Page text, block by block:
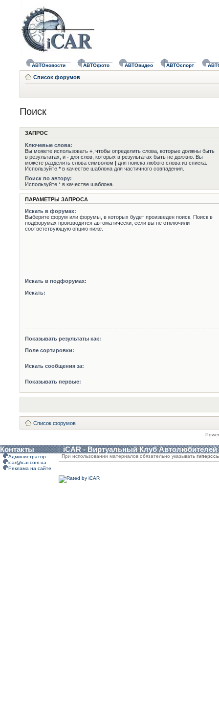
АВТОновости АВТОфото АВТОвидео АВТОспорт
Список форумов
Поиск
ЗАПРОС
Ключевые слова:
Вы можете использовать + , чтобы определить слова, которые должны быть
в результатах, и - для слов, которых в результатах быть не должно. Вы
можете разделить слова символом | для поиска любого слова из списка.
Используйте * в качестве шаблона для частичного совпадения.
Поиск по автору:
Используйте * в качестве шаблона.
ПАРАМЕТРЫ ЗАПРОСА
Искать в форумах:
Выберите форум или форумы, в которых будет произведен поиск. Поиск в
подфорумах производится автоматически, если вы не отключили
соответствующую опцию ниже.
Искать в подфорумах:
Искать:
Показывать результаты как:
Поле сортировки:
Искать сообщения за:
Показывать первые:
Список форумов
Контакты iCAR - Виртуальный Клуб Автолюбителей
Администратор
icar@icar.com.ua
Реклама на сайте
При использовании материалов обязательно указывать